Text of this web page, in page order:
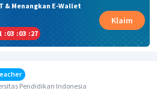
& Menangkan E-Wallet
:03 :03 :26
Klaim
Pendidikan Indonesia